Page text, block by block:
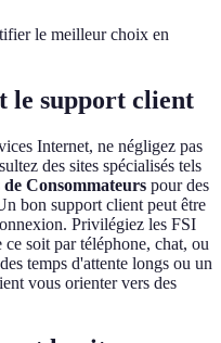
le meilleur choix en
le support client
Internet, ne négligez pas
des sites spécialisés tels
Consommateurs pour des
bon support client peut être
Privilégiez les FSI
soit par téléphone, chat, ou
temps d'attente longs ou un
vous orienter vers des